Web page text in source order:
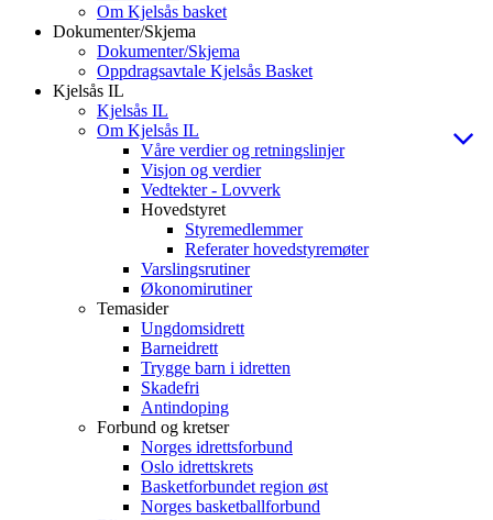
Om Kjelsås basket
Dokumenter/Skjema
Dokumenter/Skjema
Oppdragsavtale Kjelsås Basket
Kjelsås IL
Kjelsås IL
Om Kjelsås IL
Våre verdier og retningslinjer
Visjon og verdier
Vedtekter - Lovverk
Hovedstyret
Styremedlemmer
Referater hovedstyremøter
Varslingsrutiner
Økonomirutiner
Temasider
Ungdomsidrett
Barneidrett
Trygge barn i idretten
Skadefri
Antindoping
Forbund og kretser
Norges idrettsforbund
Oslo idrettskrets
Basketforbundet region øst
Norges basketballforbund